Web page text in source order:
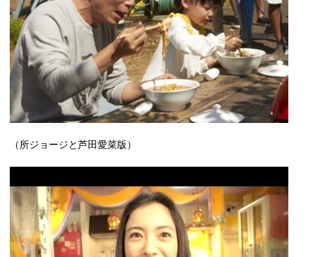
（所ジョージと芦田愛菜版）